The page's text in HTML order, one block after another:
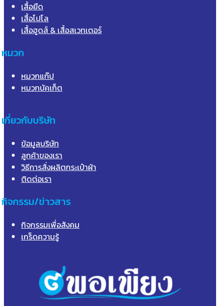
เสื้อยืด
เสื้อโปโล
เสื้อฮูดส์ & เสื้อสเวทเตอร์
หมวก
หมวกแก๊ป
หมวกบัคเก็ต
เกี่ยวกับบริษัท
ข้อมูลบริษัท
ลูกค้าของเรา
วิธีการสั่งผลิตกระเป๋าผ้า
ติดต่อเรา
กิจกรรม/ข่าวสาร
กิจกรรมเพื่อสังคม
เกร็ดความรู้